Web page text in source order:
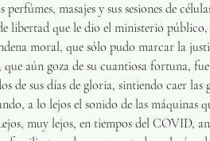
perfúmes, masajes y sus sesiones de
libertad que le dio el ministerio
moral, que sólo pudo marcar la
aún goza de su cuantiosa fortuna,
de sus días de gloria, sintiendo caer
a lo lejos el sonido de las máquinas
muy lejos, en tiempos del COVID,